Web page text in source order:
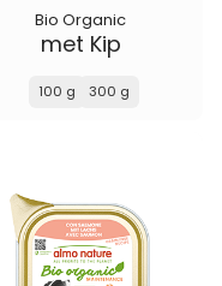
Bio Organic
met Kip
100 g 300 g